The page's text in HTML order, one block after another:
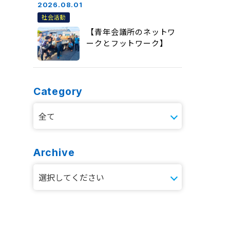
2026.08.01
社会活動
【青年会議所のネットワ
ークとフットワーク】
Category
Archive